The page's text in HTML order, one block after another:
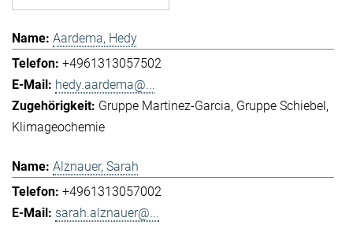
Aardema, Hedy
+4961313057502
hedy.aardema@...
Gruppe Martinez-Garcia Gruppe Schiebel
Klimageochemie
Alznauer, Sarah
+4961313057002
sarah.alznauer@...